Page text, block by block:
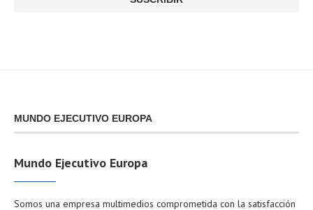
MUNDO EJECUTIVO EUROPA
Mundo Ejecutivo Europa
Somos una empresa multimedios comprometida con la satisfacción